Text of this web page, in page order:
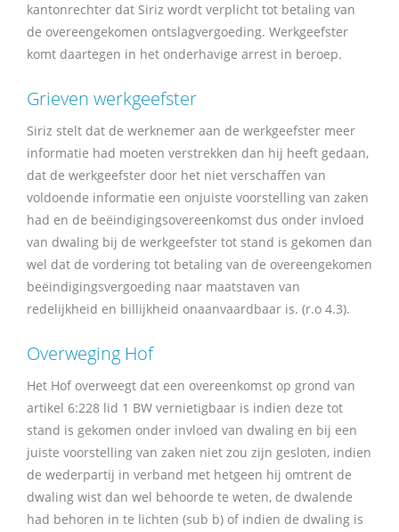
kantonrechter dat Siriz wordt verplicht tot betaling van
de overeengekomen ontslagvergoeding. Werkgeefster
komt daartegen in het onderhavige arrest in beroep.
Grieven werkgeefster
Siriz stelt dat de werknemer aan de werkgeefster meer
informatie had moeten verstrekken dan hij heeft gedaan,
dat de werkgeefster door het niet verschaffen van
voldoende informatie een onjuiste voorstelling van zaken
had en de beëindigingsovereenkomst dus onder invloed
van dwaling bij de werkgeefster tot stand is gekomen dan
wel dat de vordering tot betaling van de overeengekomen
beëindigingsvergoeding naar maatstaven van
redelijkheid en billijkheid onaanvaardbaar is. (r.o 4.3).
Overweging Hof
Het Hof overweegt dat een overeenkomst op grond van
artikel 6:228 lid 1 BW vernietigbaar is indien deze tot
stand is gekomen onder invloed van dwaling en bij een
juiste voorstelling van zaken niet zou zijn gesloten, indien
de wederpartij in verband met hetgeen hij omtrent de
dwaling wist dan wel behoorde te weten, de dwalende
had behoren in te lichten (sub b) of indien de dwaling is